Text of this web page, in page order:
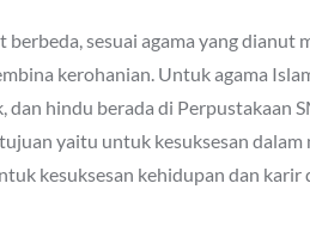
sesuai agama yang dianut
kerohanian. Untuk agama
hindu berada di Perpustakaan
yaitu untuk kesuksesan dalam
kesuksesan kehidupan dan karir